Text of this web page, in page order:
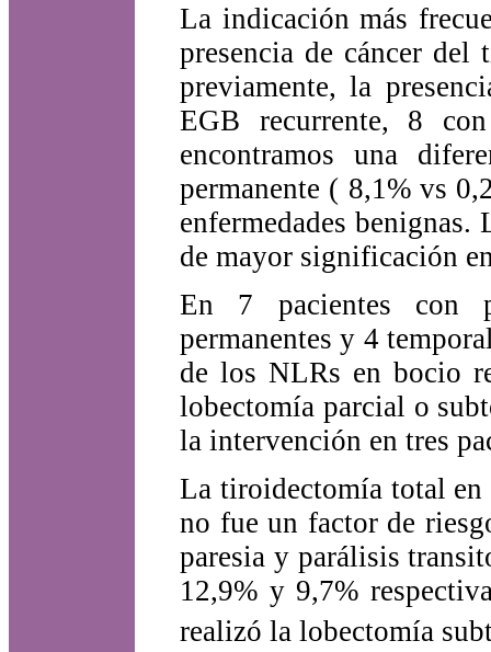
La indicación más
presencia de cáncer
previamente, la
EGB recurrente, 8
encontramos una
permanente ( 8,1% vs
enfermedades
de mayor significación
En 7 pacientes con
permanentes y 4
de los NLRs en bocio
lobectomía parcial o
la intervención en tres
La tiroidectomía total en
no fue un factor de
paresia y parálisis
12,9% y 9,7%
realizó la lobectomía